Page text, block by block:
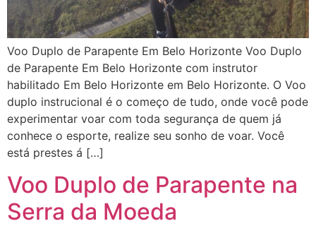
Voo Duplo de Parapente Em Belo Horizonte Voo Duplo
de Parapente Em Belo Horizonte com instrutor
habilitado Em Belo Horizonte em Belo Horizonte. O Voo
duplo instrucional é o começo de tudo, onde você pode
experimentar voar com toda segurança de quem já
conhece o esporte, realize seu sonho de voar. Você
está prestes á […]
Voo Duplo de Parapente na
Serra da Moeda